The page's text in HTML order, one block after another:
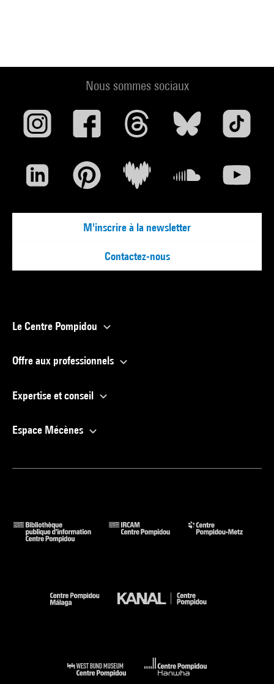
Nous sommes sociaux
M'inscrire à la newsletter
Contactez-nous
Le Centre Pompidou
Offre aux professionnels
Expertise et conseil
Espace Mécènes